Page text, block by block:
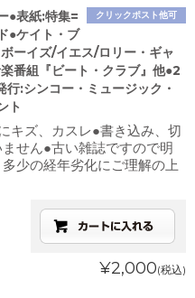
クリックポスト他可
●表紙:特集=
●ケイト・ブ
ーイズ/イエス/ロリー・ギャ
番組『ビート・クラブ』他●2
行:シンコー・ミュージック・
ト
キズ、カスレ●書き込み、切
せん●古い雑誌ですので明
少の経年劣化にご理解の上
¥2,000(税込)